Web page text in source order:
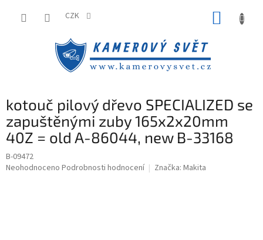
CZK
kotouč pilový dřevo SPECIALIZED se
zapuštěnými zuby 165x2x20mm
40Z = old A-86044, new B-33168
B-09472
Průměrné
Neohodnoceno Podrobnosti hodnocení Značka: Makita